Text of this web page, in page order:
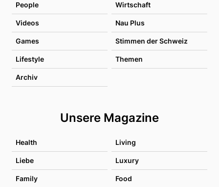
People Wirtschaft
Videos Nau Plus
Games Stimmen der Schweiz
Lifestyle Themen
Archiv
Unsere Magazine
Health Living
Liebe Luxury
Family Food